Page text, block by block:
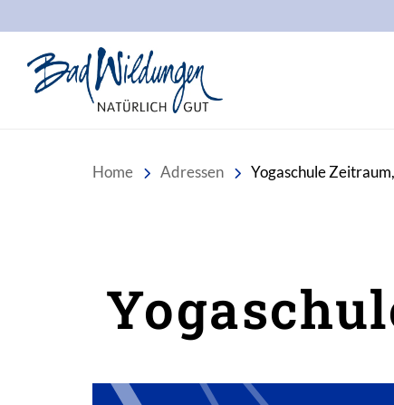
Home Adressen Yogaschule
Inhalt